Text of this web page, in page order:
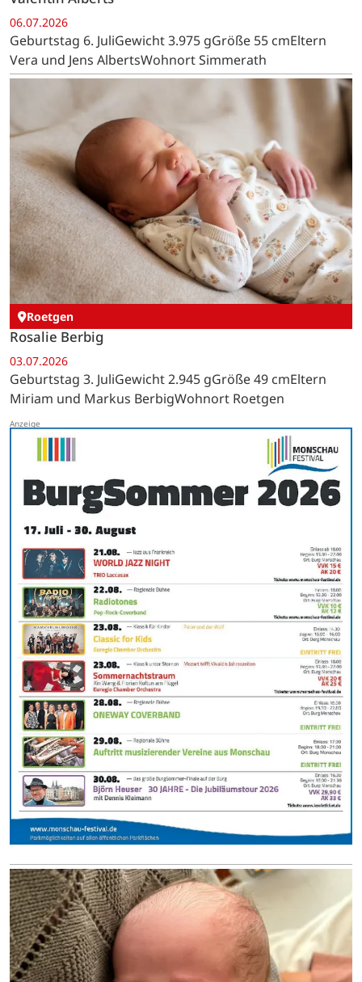
06.07.2026
Geburtstag 6. JuliGewicht 3.975 gGröße 55 cmEltern
Vera und Jens AlbertsWohnort Simmerath
Roetgen
Rosalie Berbig
03.07.2026
Geburtstag 3. JuliGewicht 2.945 gGröße 49 cmEltern
Miriam und Markus BerbigWohnort Roetgen